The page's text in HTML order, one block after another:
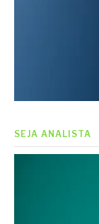
SEJA ANALISTA